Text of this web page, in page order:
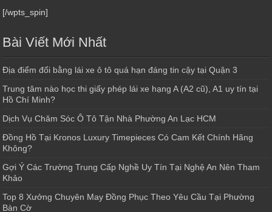
[/wpts_spin]
Bài Viết Mới Nhất
Địa điểm đổi bằng lái xe ô tô quá hạn đáng tin cậy tại Quận 3
Trung tâm nào học thi giấy phép lái xe hạng A (A2 cũ), A1 uy tín tại
Hồ Chí Minh?
Dịch Vụ Chăm Sóc Ô Tô Tận Nhà Phường An Lạc HCM
Đồng Hồ Tại Kronos Luxury Timepieces Có Cam Kết Chính Hãng
Không?
Gợi Ý Các Trường Trung Cấp Nghề Uy Tín Tại Nghệ An Nên Tham
Khảo
Top 8 Xưởng Chuyên May Đồng Phục Theo Yêu Cầu Tại Phường
Bàn Cờ